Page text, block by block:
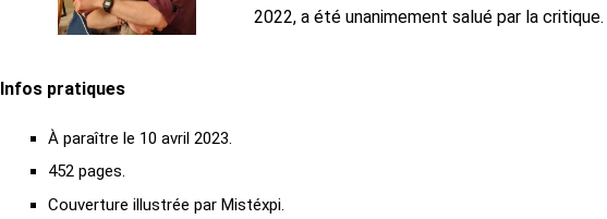
2022, a été unanimement salué par la critique.
Infos pratiques
À paraître le 10 avril 2023.
452 pages.
Couverture illustrée par Mistéxpi.